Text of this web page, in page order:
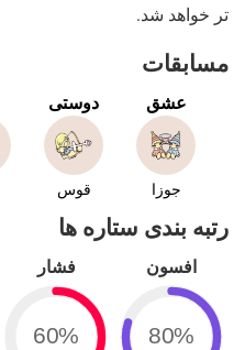
تر خواهد شد.
مسابقات
عشق
جوزا
دوستی
قوس
رتبه بندی ستاره ها
افسون
80%
فشار
60%